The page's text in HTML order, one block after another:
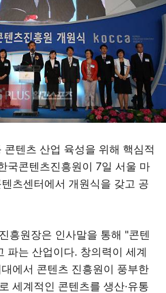
콘텐츠 산업 육성을 위해 핵심적
국콘텐츠진흥원이 7일 서울 마
츠센터에서 개원식을 갖고 공
흥원장은 인사말을 통해 "콘텐
파는 산업이다. 창의력이 세계
에서 콘텐츠 진흥원이 풍부한
세계적인 콘텐츠를 생산·유통